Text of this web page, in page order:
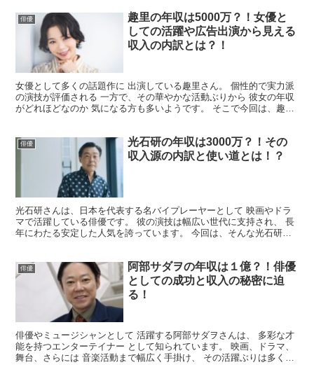
俳優
趣里の年収は5000万？！女優と
しての活躍や広告出演から見える
収入の内訳とは？！
女優として多くの話題作に 出演している趣里さん。 個性的で実力派
の演技が評価される 一方で、その華やかな活動ぶりから 彼女の年収
がどれほどなのか 気になる方も多いようです。 そこで今回は、趣里
俳優
光石研の年収は3000万？！その
収入源の内訳と使い道とは！？
光石研さんは、日本を代表する名バイプレーヤーとして 映画やドラ
マで活躍している俳優です。 彼の演技は幅広い世代に支持され、 長
年にわたる安定した人気を誇っています。 今回は、そんな光石研さ
俳優
阿部サダヲの年収は１億？！俳優
としての成功と収入の秘密に迫
る！
俳優やミュージシャンとして 活躍する阿部サダヲさんは、 多彩な才
能を持つエンターテイナー として知られています。 映画、ドラマ、
舞台、さらには 音楽活動まで幅広く手掛け、 その活躍ぶりは多くの